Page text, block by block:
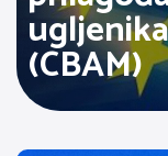
(CBAM)